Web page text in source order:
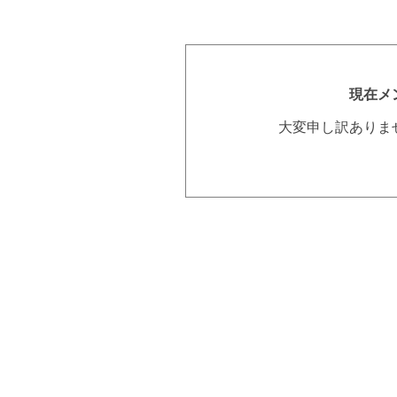
現在メ
大変申し訳あり